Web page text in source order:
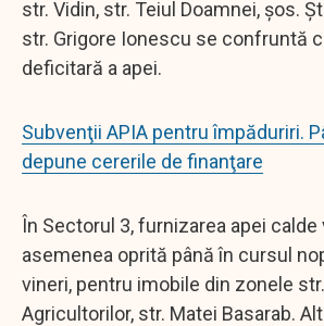
str. Vidin, str. Teiul Doamnei, şos.
str. Grigore Ionescu se confruntă
deficitară a apei.
Subvenţii APIA pentru împăduriri.
depune cererile de finanţare
În Sectorul 3, furnizarea apei calde
asemenea oprită până în cursul
vineri, pentru imobile din zonele
Agricultorilor, str. Matei Basarab.